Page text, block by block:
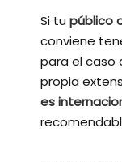
Si tu público
conviene
para el caso
propia
es